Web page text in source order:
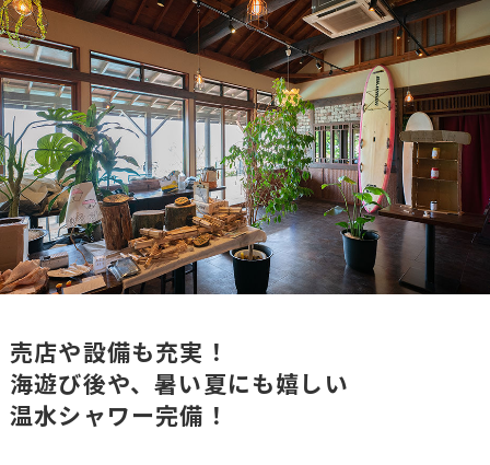
売店や設備も充実！
海遊び後や、暑い夏にも嬉しい
温水シャワー完備！